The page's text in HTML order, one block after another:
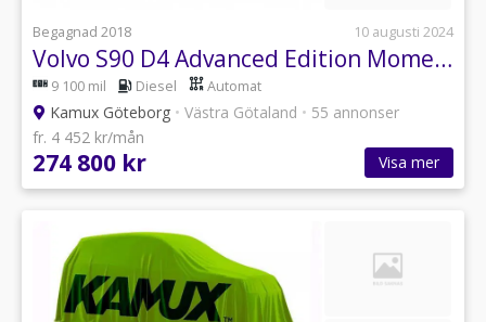
Begagnad 2018 10 augusti 2024
Volvo S90 D4 Advanced Edition Momentum
9 100 mil Diesel Automat
Kamux Göteborg • Västra Götaland • 55 annonser
fr. 4 452 kr/mån
274 800 kr Visa mer